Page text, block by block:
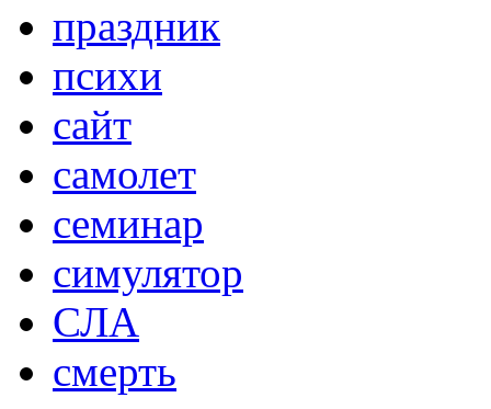
праздник
психи
сайт
самолет
семинар
симулятор
СЛА
смерть